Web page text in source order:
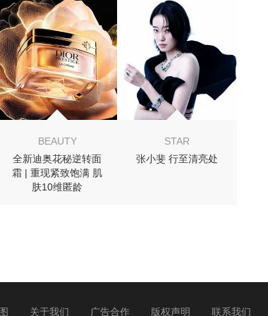
BEAUTY
全新迪奥花秘逆转面
霜 | 重现紧致饱满 肌
肤10维匿龄
STAR
张小斐 行至清亮处
关于我们 广告合作 版权声明 联系我们